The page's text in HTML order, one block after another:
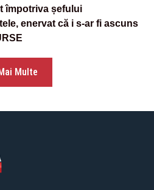
împotriva șefului
enervat că i s-ar fi ascuns
Multe